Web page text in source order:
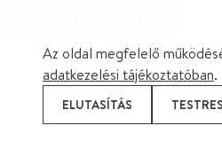
Az oldal megfelelő
adatkezelési tájékoztatóban.
ELUTASÍTÁS